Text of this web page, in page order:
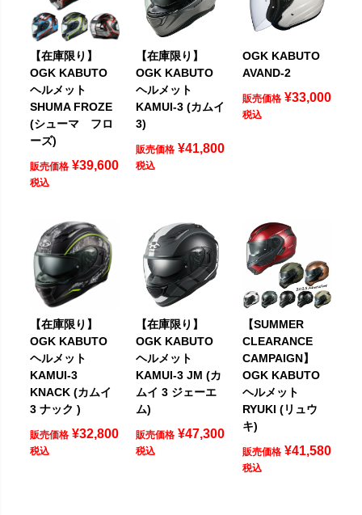
【在庫限り】
OGK KABUTO
ヘルメット
SHUMA FROZE
(シューマ フロ
ーズ)
販売価格 ¥39,600
税込
【在庫限り】
OGK KABUTO
ヘルメット
KAMUI-3 (カムイ
3)
販売価格 ¥41,800
税込
OGK KABUTO
AVAND-2
販売価格 ¥33,000
税込
【在庫限り】
OGK KABUTO
ヘルメット
KAMUI-3
KNACK (カムイ
3 ナック )
販売価格 ¥32,800
税込
【在庫限り】
OGK KABUTO
ヘルメット
KAMUI-3 JM (カ
ムイ 3 ジェーエ
ム)
販売価格 ¥47,300
税込
【SUMMER
CLEARANCE
CAMPAIGN】
OGK KABUTO
ヘルメット
RYUKI (リュウ
キ)
販売価格 ¥41,580
税込